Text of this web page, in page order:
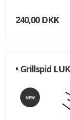
240,00 DKK
• Grillspid